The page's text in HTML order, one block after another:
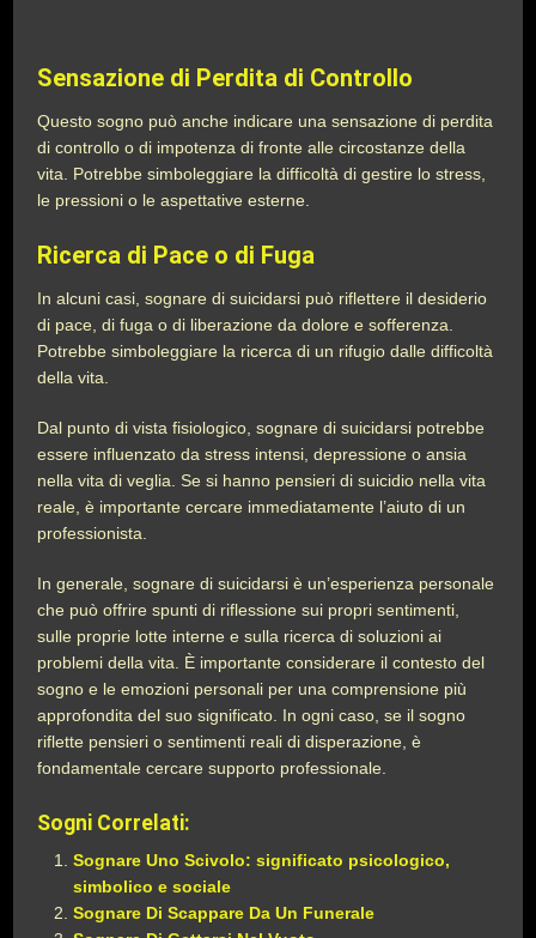
Sensazione di Perdita di Controllo
Questo sogno può anche indicare una sensazione di perdita
di controllo o di impotenza di fronte alle circostanze della
vita. Potrebbe simboleggiare la difficoltà di gestire lo stress,
le pressioni o le aspettative esterne.
Ricerca di Pace o di Fuga
In alcuni casi, sognare di suicidarsi può riflettere il desiderio
di pace, di fuga o di liberazione da dolore e sofferenza.
Potrebbe simboleggiare la ricerca di un rifugio dalle difficoltà
della vita.
Dal punto di vista fisiologico, sognare di suicidarsi potrebbe
essere influenzato da stress intensi, depressione o ansia
nella vita di veglia. Se si hanno pensieri di suicidio nella vita
reale, è importante cercare immediatamente l’aiuto di un
professionista.
In generale, sognare di suicidarsi è un’esperienza personale
che può offrire spunti di riflessione sui propri sentimenti,
sulle proprie lotte interne e sulla ricerca di soluzioni ai
problemi della vita. È importante considerare il contesto del
sogno e le emozioni personali per una comprensione più
approfondita del suo significato. In ogni caso, se il sogno
riflette pensieri o sentimenti reali di disperazione, è
fondamentale cercare supporto professionale.
Sogni Correlati:
Sognare Uno Scivolo: significato psicologico,
simbolico e sociale
Sognare Di Scappare Da Un Funerale